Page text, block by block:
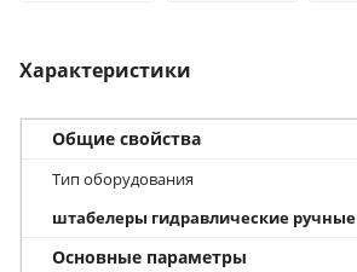
Характеристики
Общие свойства
Тип оборудования
штабелеры гидравлические ручные
Основные параметры